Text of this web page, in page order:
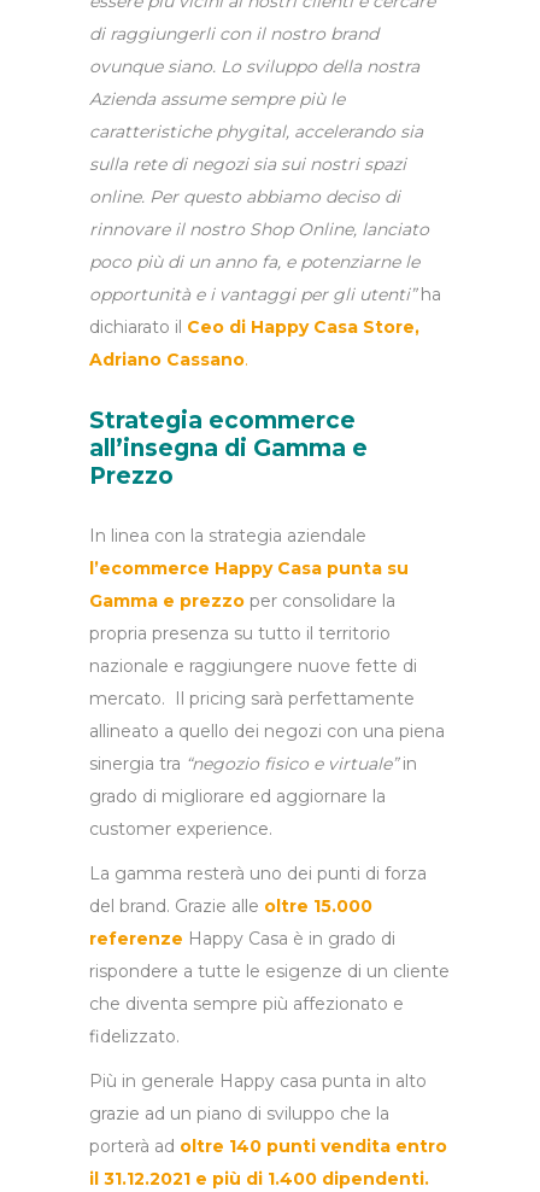
di raggiungerli con il nostro brand
ovunque siano. Lo sviluppo della nostra
Azienda assume sempre più le
caratteristiche phygital, accelerando sia
sulla rete di negozi sia sui nostri spazi
online. Per questo abbiamo deciso di
rinnovare il nostro Shop Online, lanciato
poco più di un anno fa, e potenziarne le
opportunità e i vantaggi per gli utenti”ha
dichiarato il Ceo di Happy Casa Store,
Adriano Cassano.
Strategia ecommerce
all’insegna di Gamma e
Prezzo
In linea con la strategia aziendale
l’ecommerce Happy Casa punta su
Gamma e prezzo per consolidare la
propria presenza su tutto il territorio
nazionale e raggiungere nuove fette di
mercato. Il pricing sarà perfettamente
allineato a quello dei negozi con una piena
sinergia tra “negozio fisico e virtuale”in
grado di migliorare ed aggiornare la
customer experience.
La gamma resterà uno dei punti di forza
del brand. Grazie alle oltre 15.000
referenze Happy Casa è in grado di
rispondere a tutte le esigenze di un cliente
che diventa sempre più affezionato e
fidelizzato.
Più in generale Happy casa punta in alto
grazie ad un piano di sviluppo che la
porterà ad oltre 140 punti vendita entro
il 31.12.2021 e più di 1.400 dipendenti.